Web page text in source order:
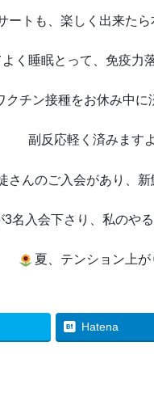
ートも、楽しく出来たら
く睡眠とって、免疫力
クチン接種をお休み中に
副反応軽く済みます
さんのご入会があり、新
3名入会下さり、私の
夏、テンション上が
Hatena